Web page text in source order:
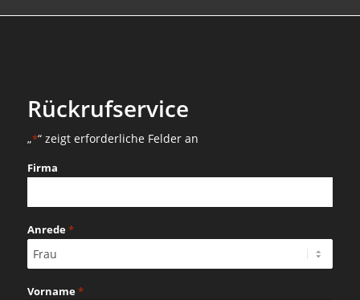
Rückrufservice
„*“ zeigt erforderliche Felder an
Firma
Anrede*
Vorname*